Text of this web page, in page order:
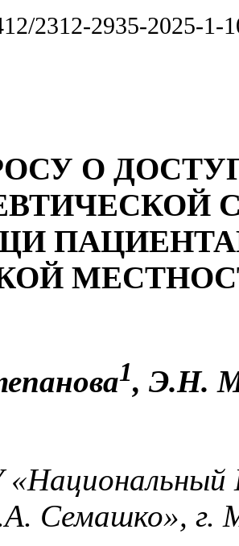
2312-2935-2025-1-
О
1, Э.Н.
Семашко», г.